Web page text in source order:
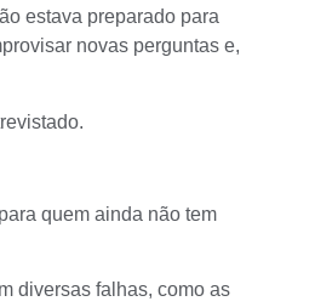
estava preparado para
novas perguntas e,
quem ainda não tem
diversas falhas, como as